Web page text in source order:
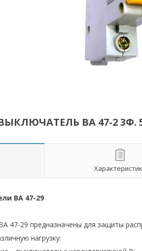
ВА 47-2 3Ф.
ВА 47-29
47-29 предназначены для защиты
нагрузку: